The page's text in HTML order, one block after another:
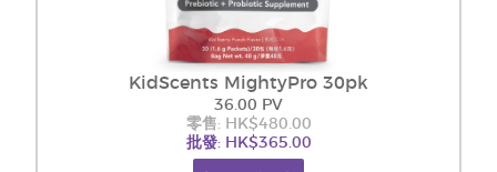
KidScents MightyPro 30pk
36.00 PV
零售: HK$480.00
批發: HK$365.00